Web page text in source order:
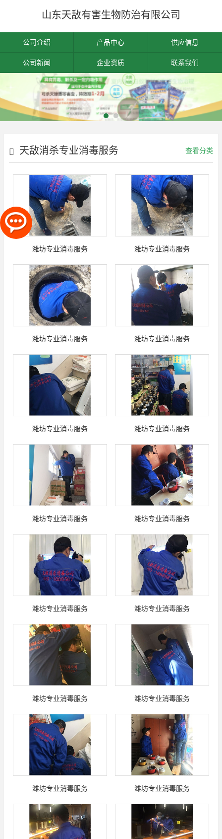
山东天敌有害生物防治有限公司
公司介绍 产品中心 供应信息
公司新闻 企业资质 联系我们
天敌消杀专业消毒服务 查看分类
潍坊专业消毒服务 潍坊专业消毒服务
潍坊专业消毒服务 潍坊专业消毒服务
潍坊专业消毒服务 潍坊专业消毒服务
潍坊专业消毒服务 潍坊专业消毒服务
潍坊专业消毒服务 潍坊专业消毒服务
潍坊专业消毒服务 潍坊专业消毒服务
潍坊专业消毒服务 潍坊专业消毒服务